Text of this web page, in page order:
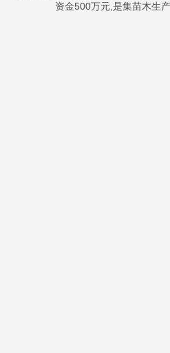
资金500万元,是集苗木生